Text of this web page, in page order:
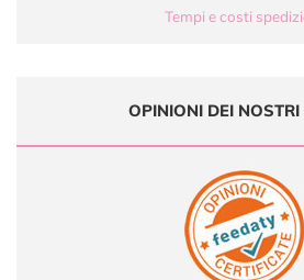
Tempi e costi
OPINIONI DEI NOSTRI